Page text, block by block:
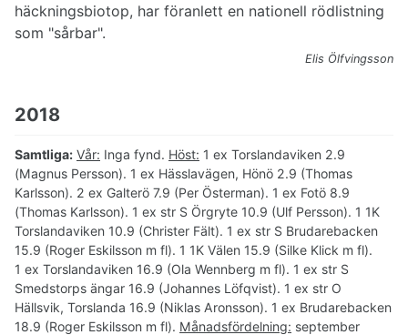
häckningsbiotop, har föranlett en nationell rödlistning
som "sårbar".
Elis Ölfvingsson
2018
Samtliga: Vår: Inga fynd. Höst: 1 ex Torslandaviken 2.9
(Magnus Persson). 1 ex Hässlavägen, Hönö 2.9 (Thomas
Karlsson). 2 ex Galterö 7.9 (Per Österman). 1 ex Fotö 8.9
(Thomas Karlsson). 1 ex str S Örgryte 10.9 (Ulf Persson). 1 1K
Torslandaviken 10.9 (Christer Fält). 1 ex str S Brudarebacken
15.9 (Roger Eskilsson m fl). 1 1K Välen 15.9 (Silke Klick m fl).
1 ex Torslandaviken 16.9 (Ola Wennberg m fl). 1 ex str S
Smedstorps ängar 16.9 (Johannes Löfqvist). 1 ex str O
Hällsvik, Torslanda 16.9 (Niklas Aronsson). 1 ex Brudarebacken
18.9 (Roger Eskilsson m fl). Månadsfördelning: september